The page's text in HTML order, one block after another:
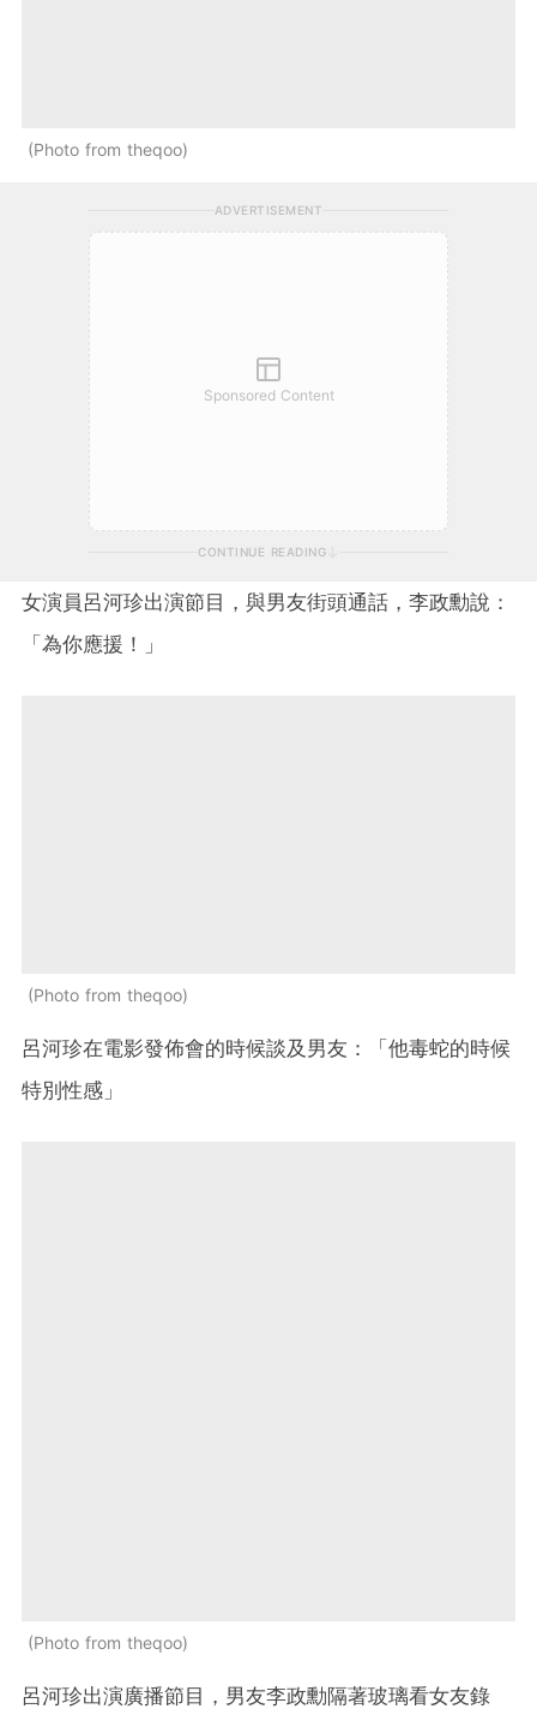
Photo from theqoo
ADVERTISEMENT
Sponsored Content
CONTINUE READING
女演員呂河珍出演節目，與男友街頭通話，李政勳說：
「為你應援！」
Photo from theqoo
呂河珍在電影發佈會的時候談及男友：「他毒蛇的時候
特別性感」
Photo from theqoo
呂河珍出演廣播節目，男友李政勳隔著玻璃看女友錄